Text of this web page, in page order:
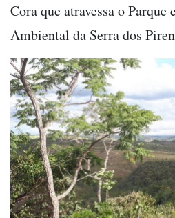
Cora que atravessa o Parque
Ambiental da Serra dos